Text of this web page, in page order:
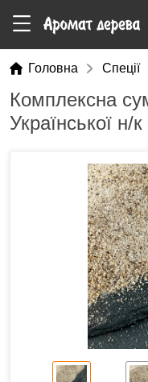
Головна Cпеції
Комплексна
Української н/к